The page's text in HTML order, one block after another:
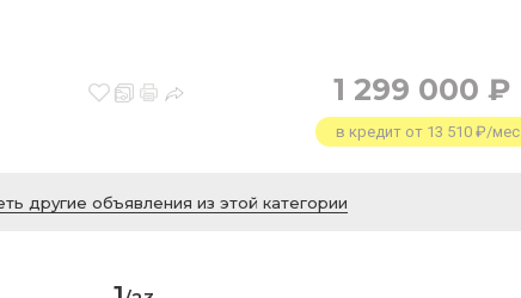
1 299 000 ₽
в кредит от 13 510 ₽/мес
другие объявления из этой категории